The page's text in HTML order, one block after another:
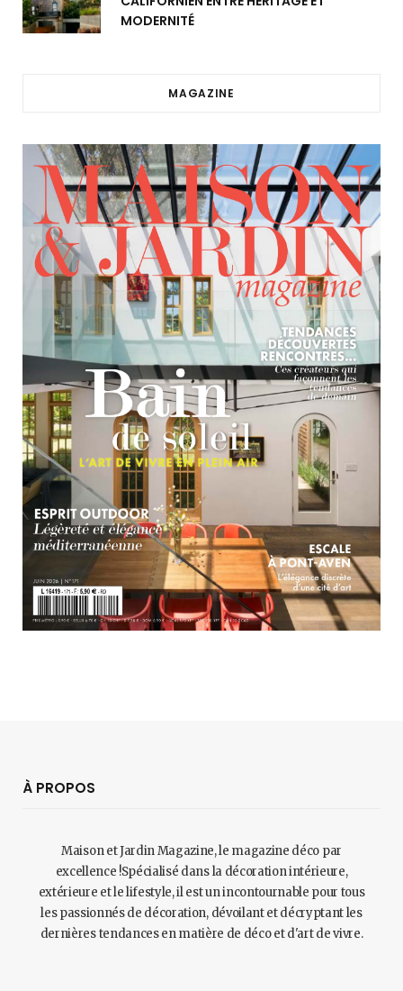
MODERNITÉ
MAGAZINE
À PROPOS
Maison et Jardin Magazine, le magazine déco par
excellence !Spécialisé dans la décoration intérieure,
extérieure et le lifestyle, il est un incontournable pour tous
les passionnés de décoration, dévoilant et décryptant les
dernières tendances en matière de déco et d'art de vivre.